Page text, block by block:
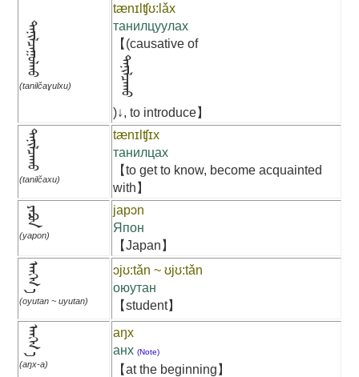
ᠲᠠᠨᠢᠯᠴᠠᠭᠣᠯᠬᠤ
(tanilčaɣulxu)
tænɪlʧʊ:lǎx
танилцуулах
【(causative of
ᠲᠠᠨᠢᠯᠴᠠᠬᠤ
)↓, to introduce】
ᠲᠠᠨᠢᠯᠴᠠᠬᠤ
(tanilčaxu)
tænɪlʧɪx
танилцах
【to get to know, become acquainted
with】
ᠶᠠᠫᠣᠨ
(yapon)
japɔn
Япон
【Japan】
ᠠᠩᠬ᠎ᠠ
(oyutan ~ uyutan)
ɔjʊ:tǎn ~ ʊjʊ:tǎn
оюутан
【student】
ᠠᠩᠬ᠎ᠠ
(aŋx-a)
aŋx
анх (Note)
【at the beginning】